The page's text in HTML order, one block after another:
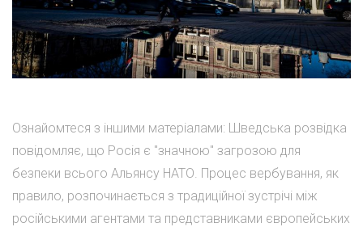
Ознайомтеся з іншими матеріалами: Шведська розвідка
повідомляє, що Росія є "значною" загрозою для
безпеки всього Альянсу НАТО. Процес вербування, як
правило, розпочинається з традиційної зустрічі між
російськими агентами та представниками європейських